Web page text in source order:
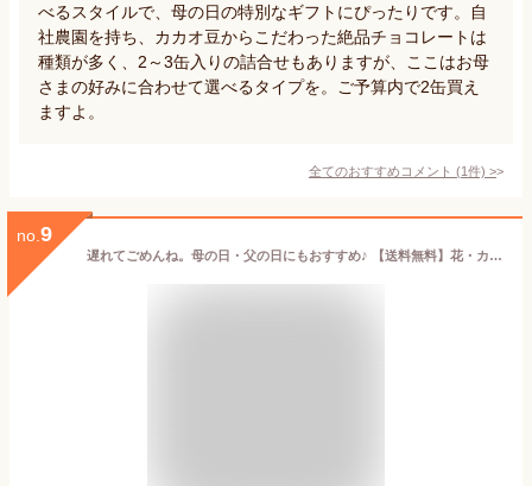
べるスタイルで、母の日の特別なギフトにぴったりです。自
社農園を持ち、カカオ豆からこだわった絶品チョコレートは
種類が多く、2～3缶入りの詰合せもありますが、ここはお母
さまの好みに合わせて選べるタイプを。ご予算内で2缶買え
ますよ。
全てのおすすめコメント (1件) >
no. 9
遅れてごめんね。母の日・父の日にもおすすめ♪ 【送料無料】花・カード付きをご選択可能！のし無料サービス対応 《CACAOCAT 24個入》DADACA 公式 黒猫 北海道 スイーツ 24種 紙箱 北海道産 チョコレート 黒猫 職場 お配り 小分け お菓子 熨斗対応 母の日 父の日